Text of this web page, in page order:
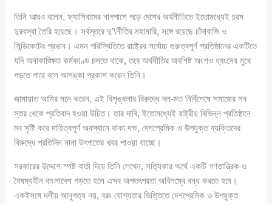
তিনি আরও বলেন, ফ্যাসিবাদের নাগপাশে পড়ে দেশের অর্থনীতিতে ইতোমধ্যেই চরম
দুরবস্থা তৈরি হয়েছে। সর্বস্তরে দু’\র্নীতির মহামারি, সঙ্গে রয়েছে চাঁদাবাজি ও
সিন্ডিকেটের প্রভাব। এমন পরিস্থিতিতে রাষ্ট্রের সর্বোচ্চ গুরুত্বপূর্ণ প্রতিষ্ঠানের একটিতে
যদি অনাকাঙ্ক্ষিত কর্মকাণ্ড চলতে থাকে, তবে অর্থনীতির অবশিষ্ট অংশও ধ্বংসের মুখে
পড়তে পারে বলে আশঙ্কা প্রকাশ করেন তিনি।
জামায়াত আমির মনে করেন, এই বিশৃঙ্খলার বিরুদ্ধে দল-মত নির্বিশেষে সমাজের সব
স্তর থেকে প্রতিবাদ হওয়া উচিত। তার দাবি, ইতোমধ্যেই রাষ্ট্রীয় বিভিন্ন প্রতিষ্ঠানে
মব সৃষ্টি করে দায়িত্বপূর্ণ অবস্থানে থাকা দক্ষ, দেশপ্রেমিক ও উপযুক্ত ব্যক্তিদের
বিরুদ্ধে প্রতিদিন নানা উৎপাতের খবর পাওয়া যাচ্ছে।
সরকারের উদ্দেশে স্পষ্ট বার্তা দিয়ে তিনি লেখেন, সত্যিকার অর্থে একটি গণতান্ত্রিক ও
বৈষম্যহীন বাংলাদেশ গড়তে হলে এসব অপতৎপরতা অবিলম্বে বন্ধ করতে হবে।
একইসঙ্গে দলীয় আনুগত্য নয়, বরং যোগ্যতার ভিত্তিতে দেশপ্রেমিক ও উপযুক্ত